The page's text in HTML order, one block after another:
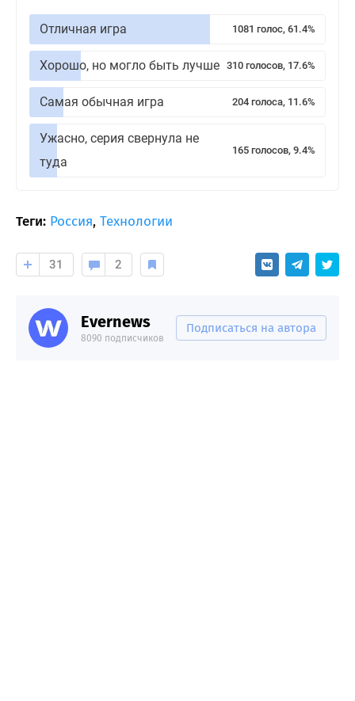
Отличная игра 1081 голос, 61.4%
Хорошо, но могло быть лучше 310 голосов, 17.6%
Самая обычная игра 204 голоса, 11.6%
Ужасно, серия свернула не
туда
165 голосов, 9.4%
Теги: Россия, Технологии
31 2
Evernews
8090 подписчиков
Подписаться на автора